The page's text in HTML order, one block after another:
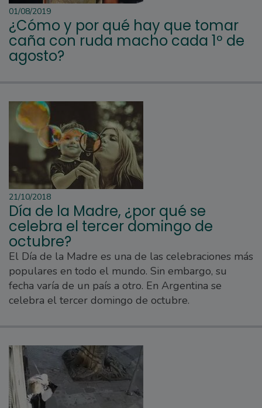
01/08/2019
¿Cómo y por qué hay que tomar
caña con ruda macho cada 1º de
agosto?
21/10/2018
Día de la Madre, ¿por qué se
celebra el tercer domingo de
octubre?
El Día de la Madre es una de las celebraciones más
populares en todo el mundo. Sin embargo, su
fecha varía de un país a otro. En Argentina se
celebra el tercer domingo de octubre.